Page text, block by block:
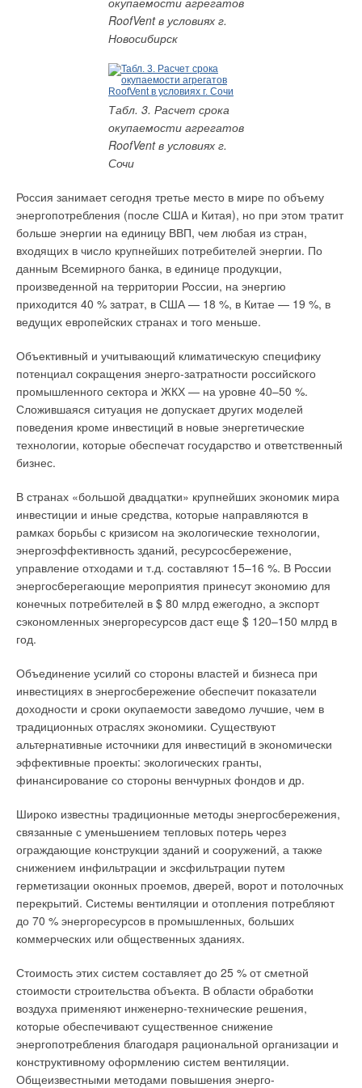
RoofVent в условиях г.
Новосибирск
Табл. 3. Расчет срока
окупаемости агрегатов
RoofVent в условиях г.
Сочи
Россия занимает сегодня третье место в мире по объему
энергопотребления (после США и Китая), но при этом тратит
больше энергии на единицу ВВП, чем любая из стран,
входящих в число крупнейших потребителей энергии. По
данным Всемирного банка, в единице продукции,
произведенной на территории России, на энергию
приходится 40 % затрат, в США — 18 %, в Китае — 19 %, в
ведущих европейских странах и того меньше.
Объективный и учитывающий климатическую специфику
потенциал сокращения энерго-затратности российского
промышленного сектора и ЖКХ — на уровне 40–50 %.
Сложившаяся ситуация не допускает других моделей
поведения кроме инвестиций в новые энергетические
технологии, которые обеспечат государство и ответственный
бизнес.
В странах «большой двадцатки» крупнейших экономик мира
инвестиции и иные средства, которые направляются в
рамках борьбы с кризисом на экологические технологии,
энергоэффективность зданий, ресурсосбережение,
управление отходами и т.д. составляют 15–16 %. В России
энергосберегающие мероприятия принесут экономию для
конечных потребителей в $ 80 млрд ежегодно, а экспорт
сэкономленных энергоресурсов даст еще $ 120–150 млрд в
год.
Объединение усилий со стороны властей и бизнеса при
инвестициях в энергосбережение обеспечит показатели
доходности и сроки окупаемости заведомо лучшие, чем в
традиционных отраслях экономики. Существуют
альтернативные источники для инвестиций в экономически
эффективные проекты: экологических гранты,
финансирование со стороны венчурных фондов и др.
Широко известны традиционные методы энергосбережения,
связанные с уменьшением тепловых потерь через
ограждающие конструкции зданий и сооружений, а также
снижением инфильтрации и эксфильтрации путем
герметизации оконных проемов, дверей, ворот и потолочных
перекрытий. Системы вентиляции и отопления потребляют
до 70 % энергоресурсов в промышленных, больших
коммерческих или общественных зданиях.
Стоимость этих систем составляет до 25 % от сметной
стоимости строительства объекта. В области обработки
воздуха применяют инженерно-технические решения,
которые обеспечивают существенное снижение
энергопотребления благодаря рациональной организации и
конструктивному оформлению систем вентиляции.
Общеизвестными методами повышения энерго-
…для поддержания комфорта в офисе требуется гораздо
меньше электрической и тепловой энергии, чем
затрачивается сейчас? В современном офисном здании
работают системы жизнеобеспечения для поддержания в
температурновлажностного режима, чтобы люди не
ощущали дискомфорта;
качества воздуха, чтобы не дышали углекислым газом,
табачным дымом, чтобы людей не раздражали запахи, не
уровня освещенности, чтобы не напрягать зрение;
скорости движения воздуха в помещении, чтобы не
ощущались сквозняки.
На это затрачивается электрическая и тепловая энергия. А
если в окне появляется и исчезает яркий солнечный свет, кто
будет следить за этим: регулировать уровень искусственного
освещения и плавно управлять жалюзи? А если летом
жаркие солнечные лучи нагревают помещение, заставляя
будет это отслеживать и защищать помещение от
полуденной жары автоматическим закрытием жалюзи?
А если сотрудники вышли из помещения, надо ли
продолжать поддерживать все комфортные условия в
полном объеме? Рационально было бы снизить нагрузку и
облегчить работу систем. Неплохо было бы выключить
в своем портфолио специальное решение: «умная» система
индивидуального комнатного регулирования выполнит все
условия и поможет наиболее рационально расходовать
энергию. Мы экономим энергию без ущерба для комфорта
на рабочем месте!
Знаете ли вы, что…
…системы вентиляции и кондиционирования общественных
расчете на максимальную нагрузку. Они так и работают весь
день с максимальной нагрузкой. Но ведь фактическая
потребность воздухообмена в помещениях с постоянно
меняющимся количеством людей не постоянна в течение
дня и может составлять половину, треть или 10 % от
расчетной. Поэтому максимальная подача свежего воздуха
без учета реальной потребности неразумна.
Как быть? Было бы куда разумней регулировать величину
воздухообмена в помещении в зависимости от фактической
потребности, связанной с наличием людей. И здесь I BT
предлагает свои разумные решения с помощью
регулируемого воздухообмена. Установка датчика
содержания в воздухе углекислого газа — отличного
индикатора наличия людей в помещении и интенсивности их
занятий, позволяет контролировать качество воздуха и
Использование этого метода на практике в Европе уже
привело к экономии 40 % тепловой и 50 % электрической
энергии, а также к снижению расходов на эксплуатацию. При
внедрении методов экономии мы не забываем, что
рациональное потребление энергии совсем не означает